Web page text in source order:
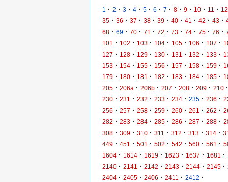
1 · 2 · 3 · 4 · 5 · 6 · 7 · 8 · 9 · 10 · 11 · 12
35 · 36 · 37 · 38 · 39 · 40 · 41 · 42 · 43 ·
68 · 69 · 70 · 71 · 72 · 73 · 74 · 75 · 76 ·
101
· 102 · 103 · 104 · 105 · 106 · 107 ·
127 · 128 · 129 · 130 · 131 · 132 · 133 ·
153 · 154 · 155 · 156 · 157 · 158 · 159 ·
179 · 180 · 181 · 182 · 183 · 184 · 185 ·
205 · 206a · 206b · 207 · 208 · 209 · 210 ·
230 · 231 · 232 · 233 · 234 · 235 · 236 ·
256 · 257 · 258 · 259 · 260 · 261 · 262 ·
282 · 283 · 284 · 285 · 286 · 287 · 288 ·
308 · 309 · 310 · 311 · 312 · 313 · 314 ·
449 · 451 · 501 · 502 · 542 · 560 · 561 ·
1604 · 1614 · 1619 · 1623 · 1637 · 1681 ·
2140 · 2141 · 2142 · 2143 · 2144 · 2145 ·
2404 · 2405 · 2406 · 2411 · 2412 ·